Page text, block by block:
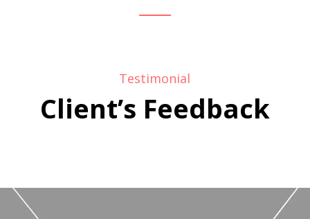
Testimonial
Client’s Feedback